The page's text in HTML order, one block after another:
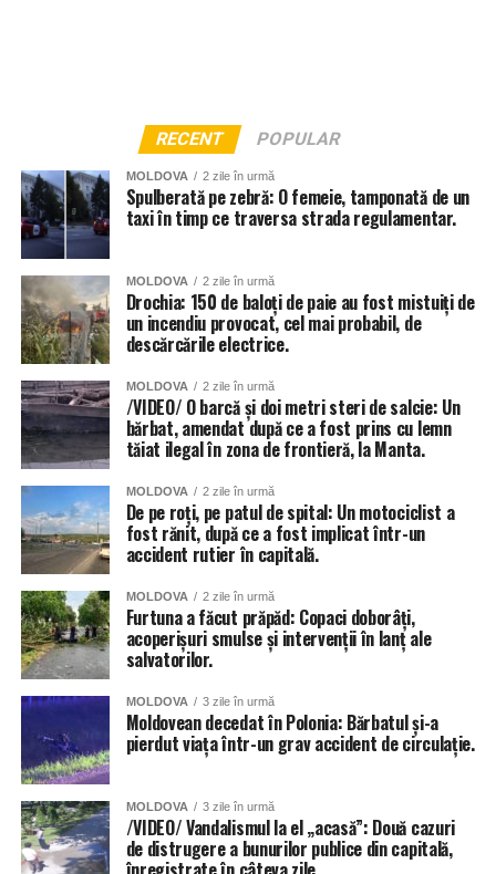
RECENT POPULAR
MOLDOVA 2 zile în urmă
Spulberată pe zebră: O femeie, tamponată de un
taxi în timp ce traversa strada regulamentar.
MOLDOVA 2 zile în urmă
Drochia: 150 de baloți de paie au fost mistuiți de
un incendiu provocat, cel mai probabil, de
descărcările electrice.
MOLDOVA 2 zile în urmă
/VIDEO/ O barcă și doi metri steri de salcie: Un
bărbat, amendat după ce a fost prins cu lemn
tăiat ilegal în zona de frontieră, la Manta.
MOLDOVA 2 zile în urmă
De pe roți, pe patul de spital: Un motociclist a
fost rănit, după ce a fost implicat într-un
accident rutier în capitală.
MOLDOVA 2 zile în urmă
Furtuna a făcut prăpăd: Copaci doborâți,
acoperișuri smulse și intervenții în lanț ale
salvatorilor.
MOLDOVA 3 zile în urmă
Moldovean decedat în Polonia: Bărbatul și-a
pierdut viața într-un grav accident de circulație.
MOLDOVA 3 zile în urmă
/VIDEO/ Vandalismul la el „acasă”: Două cazuri
de distrugere a bunurilor publice din capitală,